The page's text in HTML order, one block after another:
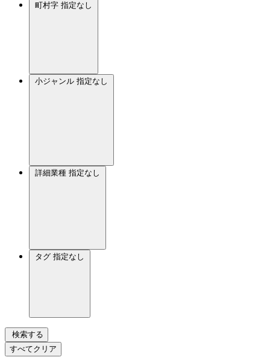
町村字 指定なし
小ジャンル 指定なし
詳細業種 指定なし
タグ 指定なし
検索する
すべてクリア